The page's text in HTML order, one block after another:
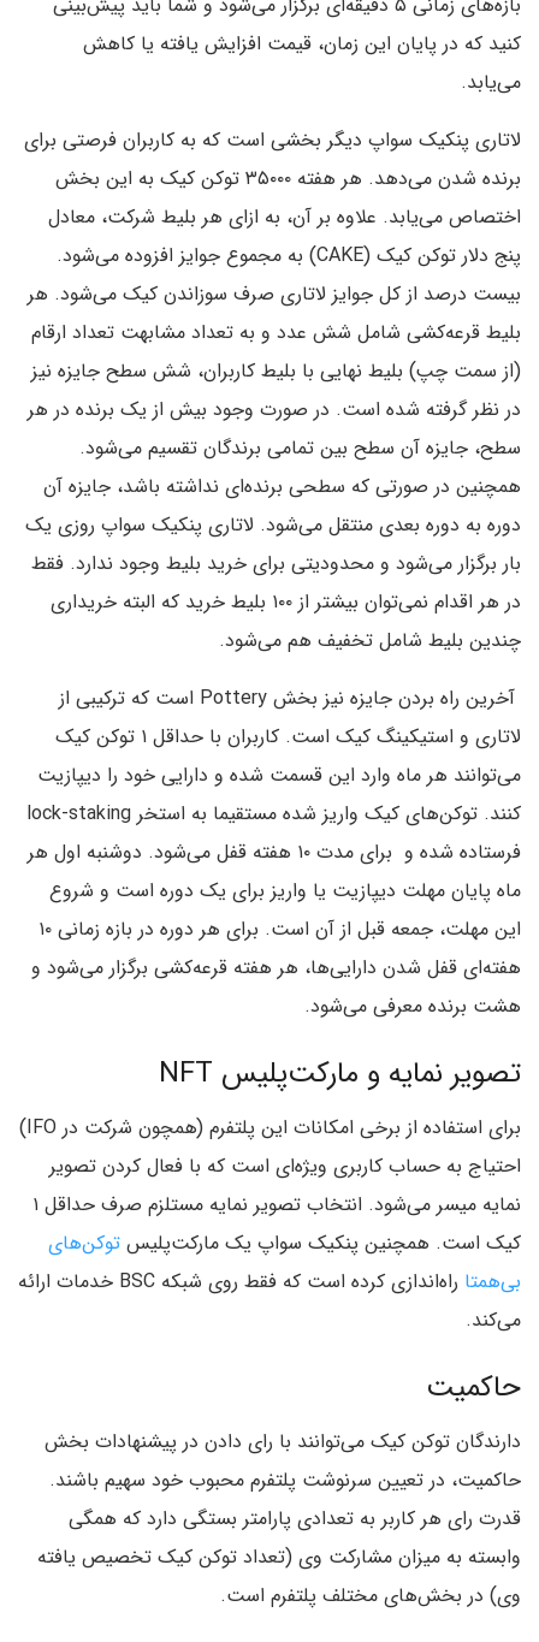
کنید که در پایان این زمان،‌ قیمت افزایش یافته یا کاهش
می‌یابد.
لاتاری پنکیک سواپ دیگر بخشی است که به کاربران فرصتی برای
برنده شدن می‌دهد. هر هفته ۳۵۰۰۰ توکن کیک به این بخش
اختصاص می‌یابد. علاوه بر آن، به ازای هر بلیط شرکت، معادل
پنج دلار توکن کیک (CAKE) به مجموع جوایز افزوده می‌شود.
بیست درصد از کل جوایز لاتاری صرف سوزاندن کیک می‌شود. هر
بلیط قرعه‌کشی شامل شش عدد و به تعداد مشابهت تعداد ارقام
(از سمت چپ) بلیط نهایی با بلیط کاربران، شش سطح جایزه نیز
در نظر گرفته شده است. در صورت وجود بیش از یک برنده در هر
سطح، جایزه آن سطح بین تمامی برندگان تقسیم می‌شود.
همچنین در صورتی که سطحی برنده‌ای نداشته باشد، جایزه آن
دوره به دوره بعدی منتقل می‌شود. لاتاری پنکیک سواپ روزی یک
بار برگزار می‌شود و محدودیتی برای خرید بلیط وجود ندارد. فقط
در هر اقدام نمی‌توان بیشتر از ۱۰۰ بلیط خرید که البته خریداری
چندین بلیط شامل تخفیف هم می‌شود.
آخرین راه بردن جایزه نیز بخش Pottery است که ترکیبی از
لاتاری و استیکینگ کیک است. کاربران با حداقل ۱ توکن کیک
می‌توانند هر ماه وارد این قسمت شده و دارایی خود را دیپازیت
کنند. توکن‌های کیک واریز شده مستقیما به استخر lock-staking
فرستاده شده و برای مدت ۱۰ هفته قفل می‌شود. دوشنبه اول هر
ماه پایان مهلت دیپازیت یا واریز برای یک دوره است و شروع
این مهلت،‌ جمعه قبل از آن است. برای هر دوره در بازه زمانی ۱۰
هفته‌ای قفل شدن دارایی‌ها، هر هفته قرعه‌کشی برگزار می‌شود و
هشت برنده معرفی می‌شود.
تصویر نمایه و مارکت‌پلیس NFT
برای استفاده از برخی امکانات این پلتفرم (همچون شرکت در IFO)
احتیاج به حساب کاربری ویژه‌ای است که با فعال کردن تصویر
نمایه میسر می‌شود. انتخاب تصویر نمایه مستلزم صرف حداقل ۱
کیک است. همچنین پنکیک سواپ یک مارکت‌پلیس توکن‌های
بی‌همتا
راه‌اندازی کرده است که فقط روی شبکه BSC خدمات ارائه
می‌کند.
حاکمیت
دارندگان توکن کیک می‌توانند با رای دادن در پیشنهادات بخش
حاکمیت، در تعیین سرنوشت پلتفرم محبوب خود سهیم باشند.
قدرت رای هر کاربر به تعدادی پارامتر بستگی دارد که همگی
وابسته به میزان مشارکت وی (تعداد توکن کیک تخصیص یافته
وی) در بخش‌های مختلف پلتفرم است.